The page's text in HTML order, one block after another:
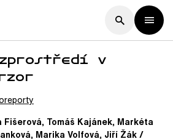
v
Tomáš Kajánek, Markéta
Marika Volfová, Jiří Žák /